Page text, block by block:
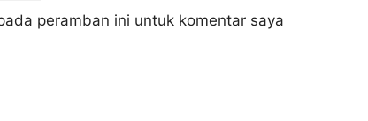
peramban ini untuk komentar saya